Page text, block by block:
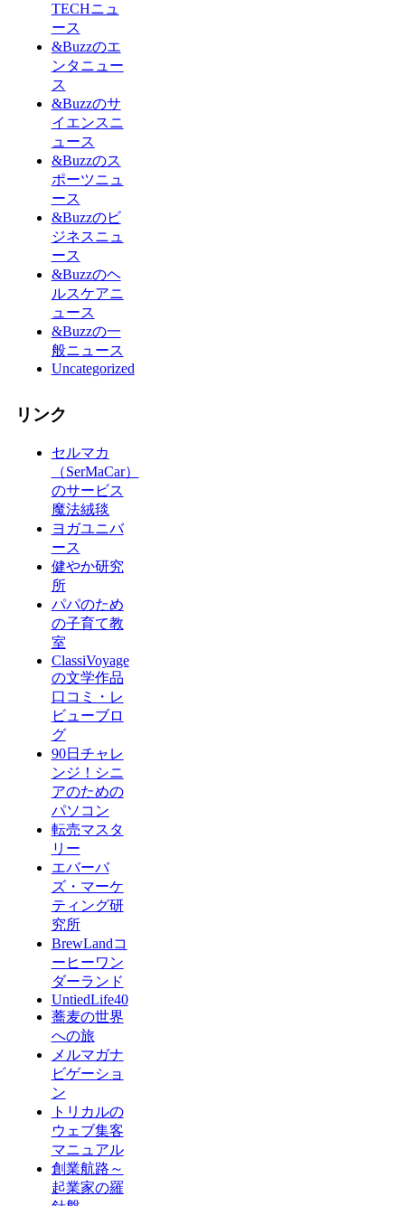
TECHニュ
ース
&Buzzのエ
ンタニュー
ス
&Buzzのサ
イエンスニ
ュース
&Buzzのス
ポーツニュ
ース
&Buzzのビ
ジネスニュ
ース
&Buzzのヘ
ルスケアニ
ュース
&Buzzの一
般ニュース
Uncategorized
リンク
セルマカ
（SerMaCar）
のサービス
魔法絨毯
ヨガユニバ
ース
健やか研究
所
パパのため
の子育て教
室
ClassiVoyage
の文学作品
口コミ・レ
ビューブロ
グ
90日チャレ
ンジ！シニ
アのための
パソコン
転売マスタ
リー
エバーバ
ズ・マーケ
ティング研
究所
BrewLandコ
ーヒーワン
ダーランド
UntiedLife40
蕎麦の世界
への旅
メルマガナ
ビゲーショ
ン
トリカルの
ウェブ集客
マニュアル
創業航路～
起業家の羅